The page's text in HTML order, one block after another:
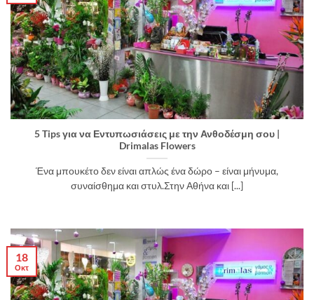
5 Tips για να Εντυπωσιάσεις με την Ανθοδέσμη σου |
Drimalas Flowers
Ένα μπουκέτο δεν είναι απλώς ένα δώρο – είναι μήνυμα,
συναίσθημα και στυλ.Στην Αθήνα και [...]
18
Οκτ